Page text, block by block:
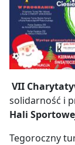
VII
solidarność i
Hali
Tegoroczny